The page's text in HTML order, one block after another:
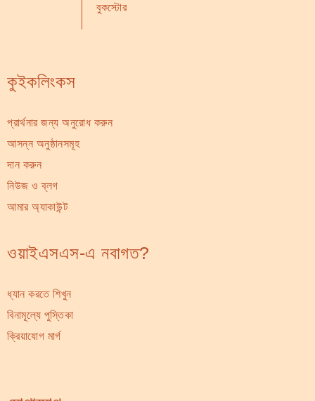
বুকস্টোর
কুইকলিংকস
প্রার্থনার জন্য অনুরোধ করুন
আসন্ন অনুষ্ঠানসমূহ
দান করুন
নিউজ ও ব্লগ
আমার অ্যাকাউন্ট
ওয়াইএসএস-এ নবাগত?
ধ্যান করতে শিখুন
বিনামূল্যে পুস্তিকা
ক্রিয়াযোগ মার্গ